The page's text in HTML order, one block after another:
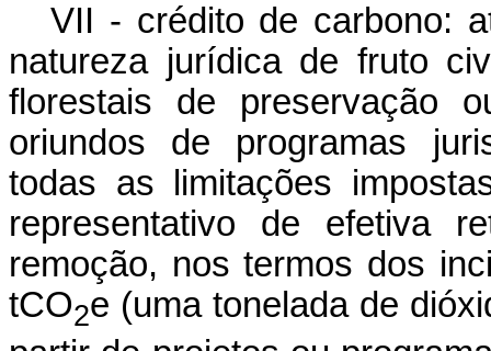
VII - crédito de carbono:
natureza jurídica de fruto
florestais de preservação
oriundos de programas
todas as limitações
representativo de efetiva
remoção, nos termos dos
tCO2e (uma tonelada de